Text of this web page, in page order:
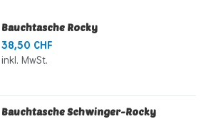
Bauchtasche Rocky
38,50 CHF
inkl. MwSt.
Bauchtasche Schwinger-Rocky